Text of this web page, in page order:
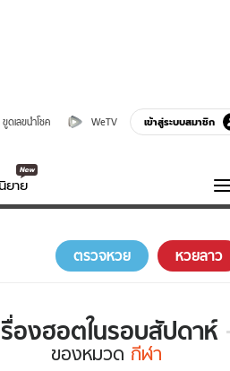
ขูดเลขนำโชค WeTV เข้าสู่ระบบสมาชิก
นิยาย
ความรู้รอบตัว
ฮาวทู
ตรวจหวย หวยลาว
รื่องฮอตในรอบสัปดาห์
ของหมวด กีฬา